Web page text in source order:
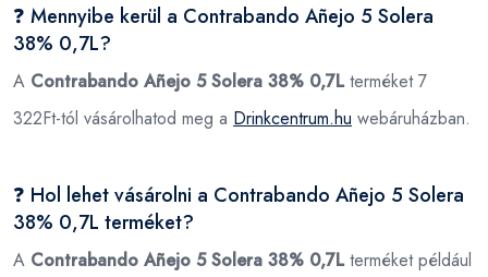
❓ Mennyibe kerül a Contrabando Añejo 5 Solera
38% 0,7L?
A Contrabando Añejo 5 Solera 38% 0,7Lterméket 7
322Ft-tól vásárolhatod meg a Drinkcentrum.hu webáruházban.
❓ Hol lehet vásárolni a Contrabando Añejo 5 Solera
38% 0,7L terméket?
A Contrabando Añejo 5 Solera 38% 0,7Lterméket például